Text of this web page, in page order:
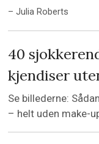
– Julia Roberts
40
kjendiser
Se billederne:
– helt uden make-